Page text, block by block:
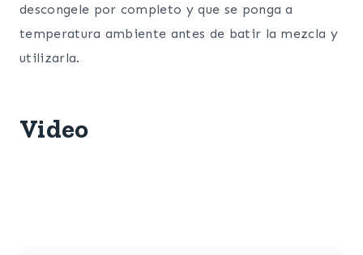
descongele por completo y que se ponga a
temperatura ambiente antes de batir la mezcla y
utilizarla.
Video